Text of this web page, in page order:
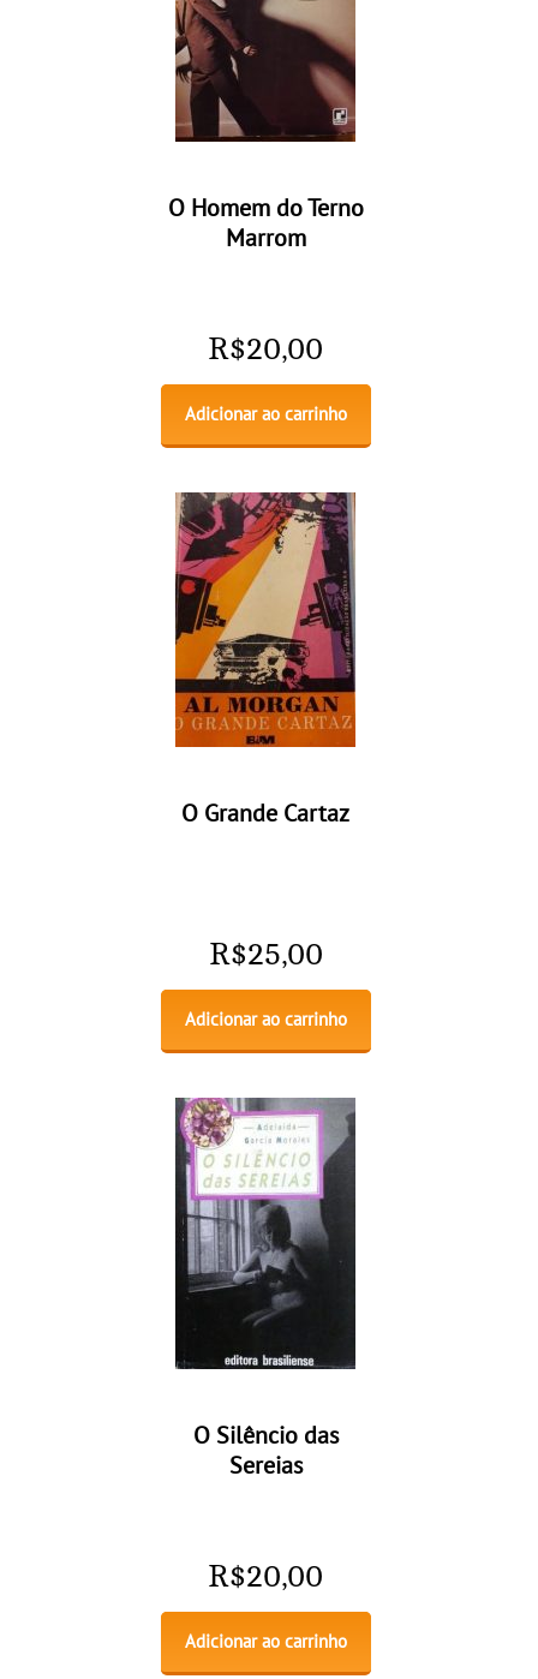
O Homem do Terno
Marrom
R$20,00
Adicionar ao carrinho
O Grande Cartaz
R$25,00
Adicionar ao carrinho
O Silêncio das
Sereias
R$20,00
Adicionar ao carrinho